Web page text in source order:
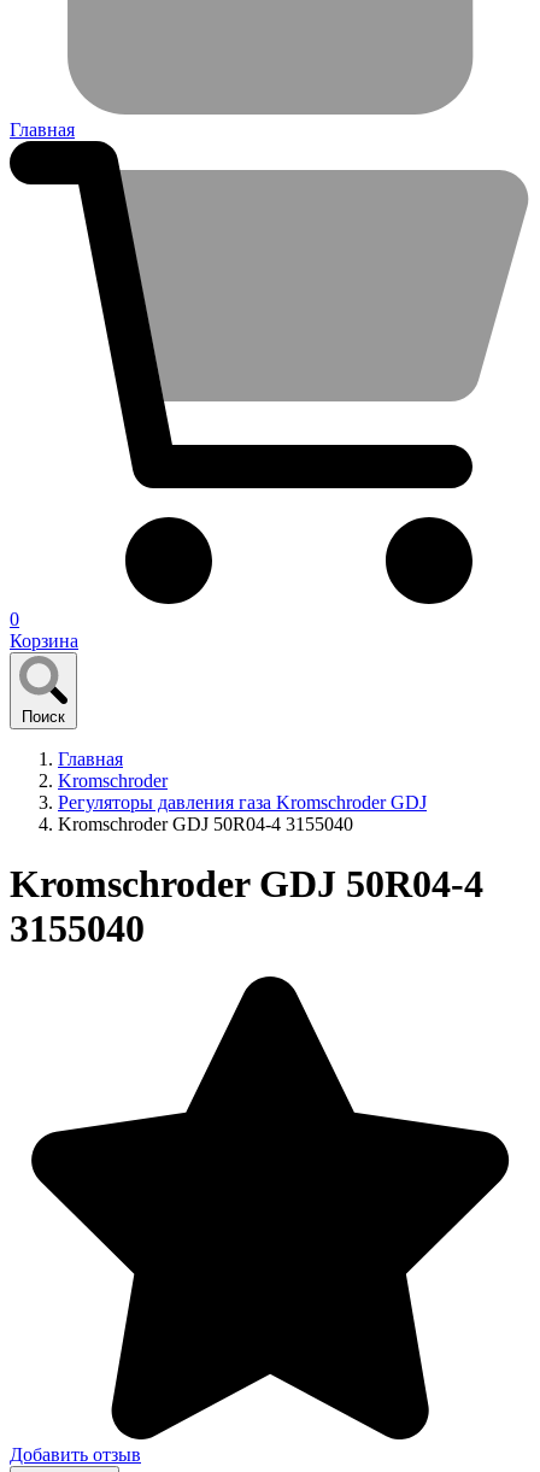
Главная
0
Корзина
Поиск
Главная
Kromschroder
Регуляторы давления газа Kromschroder GDJ
Kromschroder GDJ 50R04-4 3155040
Kromschroder GDJ 50R04-4
3155040
Добавить отзыв